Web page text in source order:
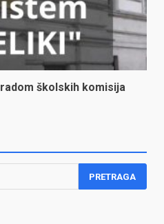
školskih komisija